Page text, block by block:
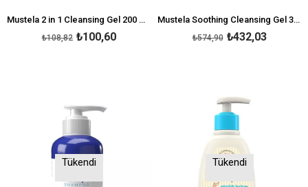
Mustela 2 in 1 Cleansing Gel 200 ml-Saç ve Vücut Şampuanı
₺100,60
₺108,82
Mustela Soothing Cleansing Gel 300 ml-Rahatlatıcı Şampuan
₺432,03
₺574,90
Tükendi Tükendi